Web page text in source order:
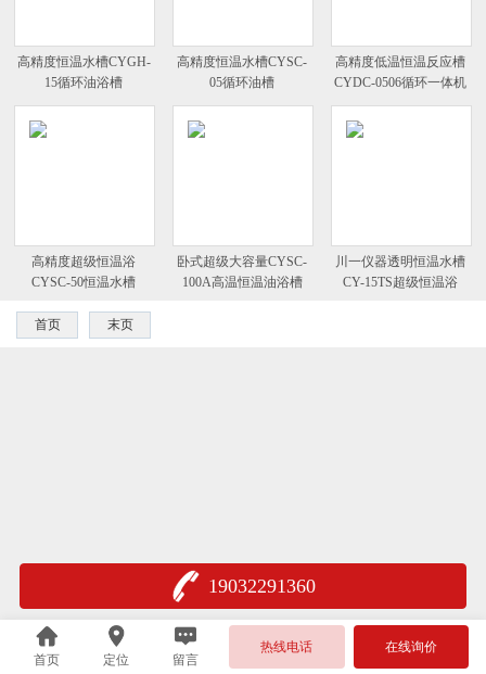
高精度恒温水槽CYGH-
15循环油浴槽
高精度恒温水槽CYSC-
05循环油槽
高精度低温恒温反应槽
CYDC-0506循环一体机
高精度超级恒温浴
CYSC-50恒温水槽
卧式超级大容量CYSC-
100A高温恒温油浴槽
川一仪器透明恒温水槽
CY-15TS超级恒温浴
首页 末页
19032291360
首页 定位 留言
热线电话 在线询价